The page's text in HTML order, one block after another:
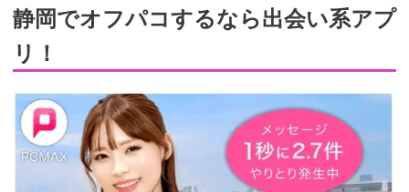
静岡でオフパコするなら出会い系アプ
リ！